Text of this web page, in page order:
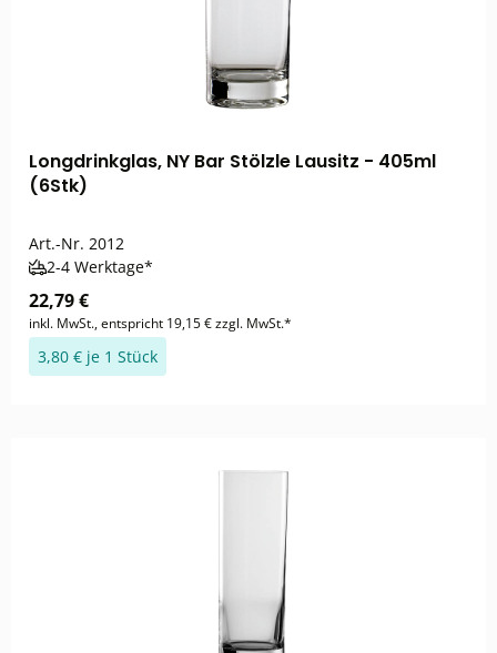
Longdrinkglas, NY Bar Stölzle Lausitz - 405ml
(6Stk)
Art.-Nr. 2012
2-4 Werktage*
22,79 €
inkl. MwSt., entspricht 19,15 € zzgl. MwSt.*
3,80 € je 1 Stück